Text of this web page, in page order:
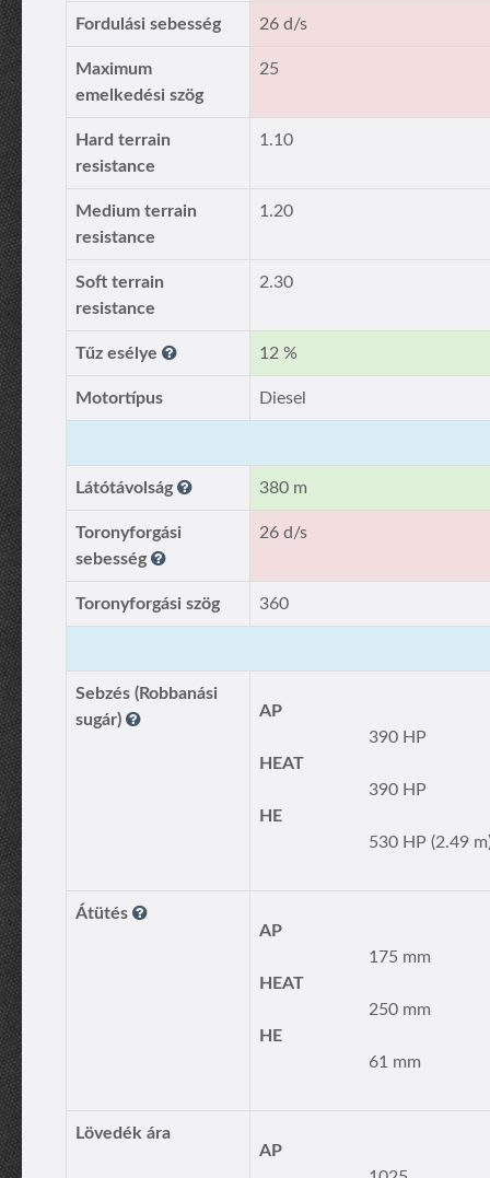
Fordulási sebesség 26 d/s
Maximum
emelkedési szög
25
Hard terrain
resistance
1.10
Medium terrain
resistance
1.20
Soft terrain
resistance
2.30
Tűz esélye 12 %
Motortípus Diesel
Látótávolság 380 m
Toronyforgási
sebesség
26 d/s
Toronyforgási szög 360
Sebzés (Robbanási
sugár)
AP
390 HP
HEAT
390 HP
HE
530 HP (2.49
Átütés
AP
175 mm
HEAT
250 mm
HE
61 mm
Lövedék ára
AP